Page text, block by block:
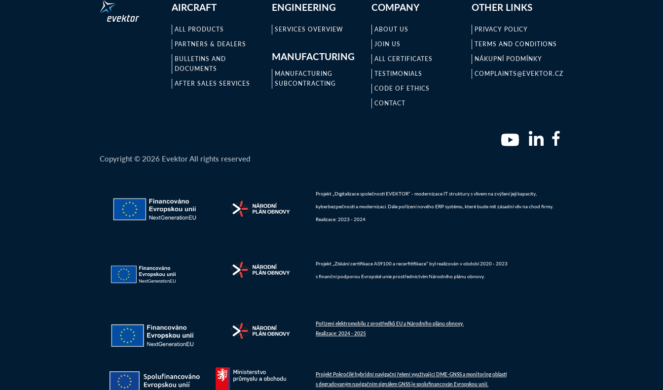
AIRCRAFT
ALL PRODUCTS
PARTNERS & DEALERS
BULLETINS AND
DOCUMENTS
AFTER SALES SERVICES
ENGINEERING
SERVICES OVERVIEW
MANUFACTURING
MANUFACTURING
SUBCONTRACTING
COMPANY
ABOUT US
JOIN US
ALL CERTIFICATES
TESTIMONIALS
CODE OF ETHICS
CONTACT
OTHER LINKS
PRIVACY POLICY
TERMS AND CONDITIONS
NÁKUPNÍ PODMÍNKY
COMPLAINTS@EVEKTOR.CZ
Copyright © 2026 Evektor All rights reserved
Projekt „Digitalizace společnosti EVEKTOR“ - modernizace IT struktury s vlivem na zvýšení její kapacity,
kyberbezpečnosti a modernizaci. Dále pořízení nového ERP systému, které bude mít zásadní vliv na chod firmy.
Realizace: 2023 - 2024
Projekt „Získání certifikace AS9100 a recerfitifikace“ byl realizován v období 2020 - 2023
s finanční podporou Evropské unie prostřednictvím Národního plánu obnovy.
Pořízení elektromobilu z prostředků EU a Národního plánu obnovy.
Realizace: 2024 - 2025
Projekt Pokročilé hybridní navigační řešení využívající DME-GNSS a monitoring oblastí
s degradovaným navigačním signálem GNSS je spolufinancován Evropskou unií.